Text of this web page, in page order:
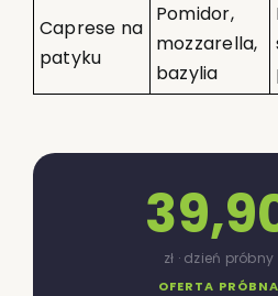
Caprese na
patyku
Pomidor,
mozzarella,
bazylia
OFERTA PRÓBNA
zł · dzień próbny